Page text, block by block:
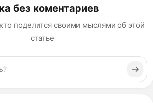
без коментариев
поделится своими мыслями об этой
статье